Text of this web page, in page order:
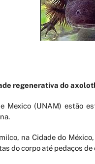
regenerativa do
Mexico (UNAM) estão
na Cidade do
do corpo até pedaços de